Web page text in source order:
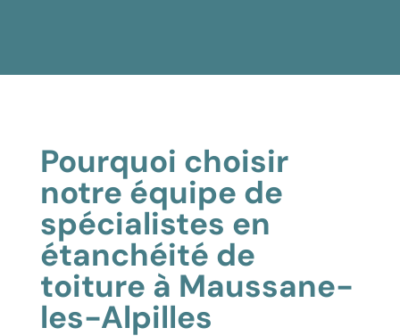
Pourquoi choisir
notre équipe de
spécialistes en
étanchéité de
toiture à Maussane-
les-Alpilles